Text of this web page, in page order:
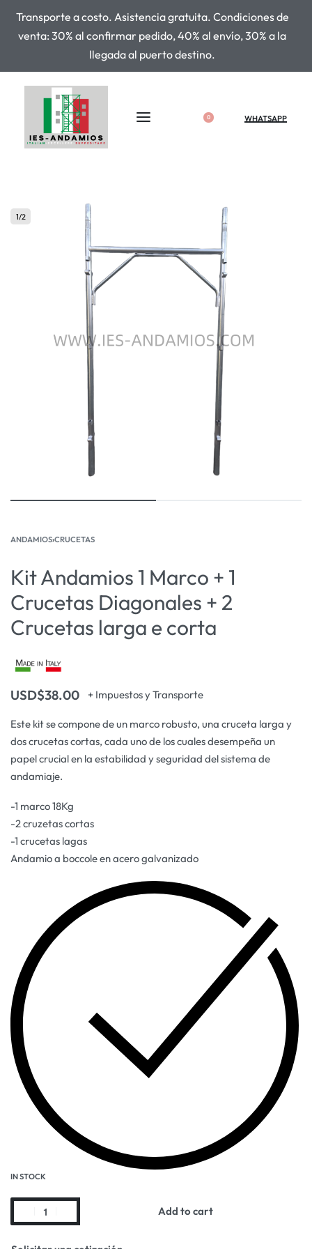
Transporte a costo. Asistencia gratuita. Condiciones de
venta: 30% al confirmar pedido, 40% al envío, 30% a la
llegada al puerto destino.
0 WHATSAPP
1/2
ANDAMIOS›CRUCETAS
Kit Andamios 1 Marco + 1
Crucetas Diagonales + 2
Crucetas larga e corta
USD$38.00 + Impuestos y Transporte
Este kit se compone de un marco robusto, una cruceta larga y
dos crucetas cortas, cada uno de los cuales desempeña un
papel crucial en la estabilidad y seguridad del sistema de
andamiaje.
-1 marco 18Kg
-2 cruzetas cortas
-1 crucetas lagas
Andamio a boccole en acero galvanizado
IN STOCK
Add to cart